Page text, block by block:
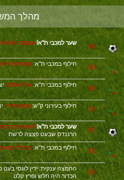
מהלך
93 שער למכבי ת''א! אוסמה
90 חילוף במכבי ת''א: סטיפה
83 חילוף במכבי ת''א: אייל גולסה
74 חילוף בעירוני ק''ש: מורגן פרייר
67 שער למכבי ת''א! לואיס הרננדס
הרננדס שבעט פצצה לרשת
63 חילוף במכבי ת''א:ברנדלי
62
החמצה ענקית: ידין לוגסי
הכדור היה חלש ופרץ קלט